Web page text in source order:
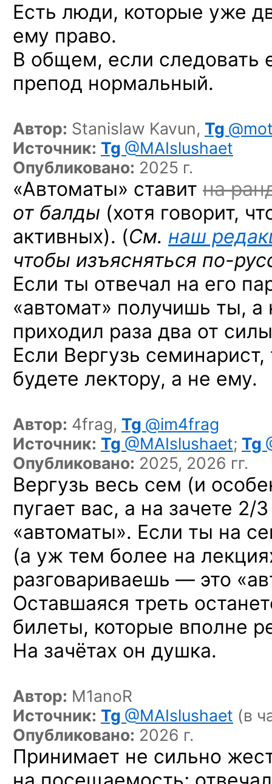
Есть люди, которые уже
ему право.
В общем, если следовать
препод нормальный.
Автор: Stanislaw Kavun, Tg
Источник: Tg @MAIslushaet
Опубликовано: 2025 г.
«Автоматы» ставит на
от балды (хотя говорит,
активных). (См. наш
чтобы изъясняться по-
Если ты отвечал на его
«автомат» получишь ты, а
приходил раза два от
Если Вергузь
будете лектору, а не ему.
Автор: 4frag, Tg @im4frag
Источник: Tg @MAIslushaet; Tg
Опубликовано: 2025, 2026 гг.
Вергузь весь сем (и
пугает вас, а на зачете 2/
«автоматы». Если ты на
(а уж тем более на
разговариваешь — это
Оставшаяся треть
билеты, которые вполне
На зачётах он душка.
Автор: M1anoR
Источник: Tg @MAIslushaet (в
Опубликовано: 2026 г.
Принимает не сильно